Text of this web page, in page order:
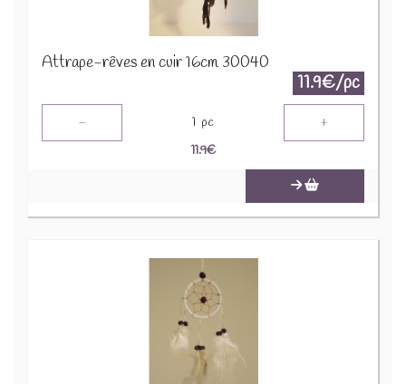
Attrape-rêves en cuir 16cm 30040
11.9€/pc
- 1 pc +
11.9€